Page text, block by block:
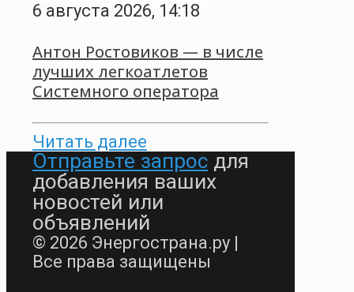
6 августа 2026, 14:18
Антон Ростовиков — в числе
лучших легкоатлетов
Системного оператора
Читать далее
Отправьте запрос для
добавления ваших
новостей или
объявлений
© 2026 Энергострана.ру |
Все права защищены